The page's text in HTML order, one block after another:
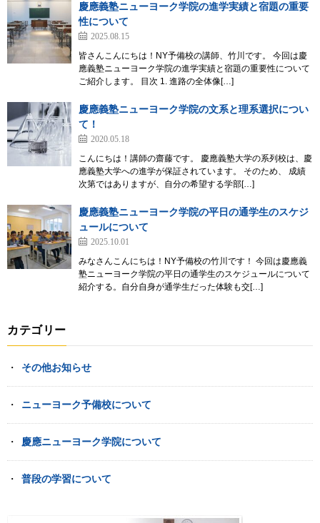
慶應義塾ニューヨーク学院の進学実績と宿題の重要
性について
2025.08.15
皆さんこんにちは！NY予備校の講師、竹川です。 今回は慶
應義塾ニューヨーク学院の進学実績と宿題の重要性について
ご紹介します。 目次 1. 進路の全体像[…]
慶應義塾ニューヨーク学院の文系と理系選択につい
て！
2020.05.18
こんにちは！講師の齋藤です。 慶應義塾大学の系列校は、慶
應義塾大学への進学が保証されています。 そのため、 成績
次第ではありますが、自分の希望する学部[…]
慶應義塾ニューヨーク学院の平日の通学生のスケジ
ュールについて
2025.10.01
みなさんこんにちは！NY予備校の竹川です！ 今回は慶應義
塾ニューヨーク学院の平日の通学生のスケジュールについて
紹介する。自分自身が通学生だった体験も交[…]
カテゴリー
その他お知らせ
ニューヨーク予備校について
慶應ニューヨーク学院について
普段の学習について